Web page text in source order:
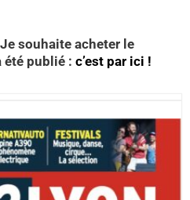
souhaite acheter le
été publié :c’est par ici !